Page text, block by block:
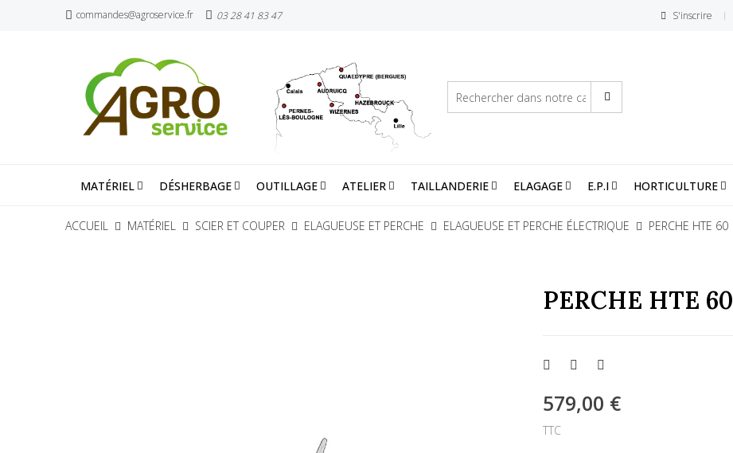
commandes@agroservice.fr 03 28 41 83 47 S'inscrire
MATÉRIEL DÉSHERBAGE OUTILLAGE ATELIER TAILLANDERIE ELAGAGE E.P.I HORTICULTURE
ACCUEIL MATÉRIEL SCIER ET COUPER ELAGUEUSE ET PERCHE ELAGUEUSE ET PERCHE ÉLECTRIQUE PERCHE HTE 60
PERCHE HTE 60
579,00 €
TTC